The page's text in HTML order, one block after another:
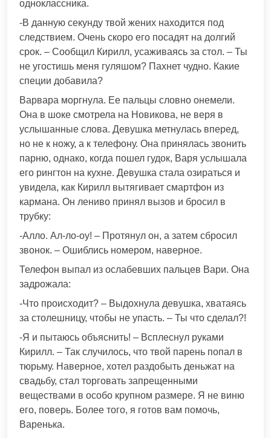
одноклассника.
-В данную секунду твой жених находится под
следствием. Очень скоро его посадят на долгий
срок. – Сообщил Кирилл, усаживаясь за стол. – Ты
не угостишь меня гуляшом? Пахнет чудно. Какие
специи добавила?
Варвара моргнула. Ее пальцы словно онемели.
Она в шоке смотрела на Новикова, не веря в
услышанные слова. Девушка метнулась вперед,
но не к ножу, а к телефону. Она принялась звонить
парню, однако, когда пошел гудок, Варя услышала
его рингтон на кухне. Девушка стала озираться и
увидела, как Кирилл вытягивает смартфон из
кармана. Он лениво принял вызов и бросил в
трубку:
-Алло. Ал-ло-оу! – Протянул он, а затем сбросил
звонок. – Ошиблись номером, наверное.
Телефон выпал из ослабевших пальцев Вари. Она
задрожала:
-Что происходит? – Выдохнула девушка, хватаясь
за столешницу, чтобы не упасть. – Ты что сделал?!
-Я и пытаюсь объяснить! – Всплеснул руками
Кирилл. – Так случилось, что твой парень попал в
тюрьму. Наверное, хотел раздобыть деньжат на
свадьбу, стал торговать запрещенными
веществами в особо крупном размере. Я не виню
его, поверь. Более того, я готов вам помочь,
Варенька.